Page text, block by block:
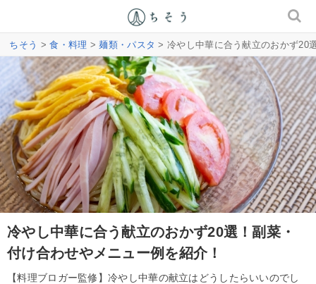
ちそう >食・料理 >麺類・パスタ > 冷やし中華に合う献立のおかず20
冷やし中華に合う献立のおかず20選！副菜・
付け合わせやメニュー例を紹介！
【料理ブロガー監修】冷やし中華の献立はどうしたらいいのでし